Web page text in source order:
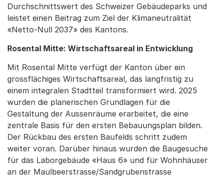
Durchschnittswert des Schweizer Gebäudeparks und
leistet einen Beitrag zum Ziel der Klimaneutralität
«Netto-Null 2037» des Kantons.
Rosental Mitte: Wirtschaftsareal in Entwicklung
Mit Rosental Mitte verfügt der Kanton über ein
grossflächiges Wirtschaftsareal, das langfristig zu
einem integralen Stadtteil transformiert wird. 2025
wurden die planerischen Grundlagen für die
Gestaltung der Aussenräume erarbeitet, die eine
zentrale Basis für den ersten Bebauungsplan bilden.
Der Rückbau des ersten Baufelds schritt zudem
weiter voran. Darüber hinaus wurden die Baugesuche
für das Laborgebäude «Haus 6» und für Wohnhäuser
an der Maulbeerstrasse/Sandgrubenstrasse